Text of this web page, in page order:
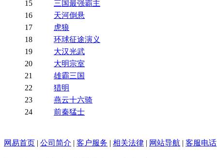
15
三国最强霸主
16
天河倒悬
17
虎狼
18
环球征途演义
19
大汉光武
20
大明宗室
21
雄霸三国
22
猎明
23
燕云十六骑
24
前秦猛士
网易首页 | 公司简介 | 客户服务 | 相关法律 | 网站导航 | 客服电话